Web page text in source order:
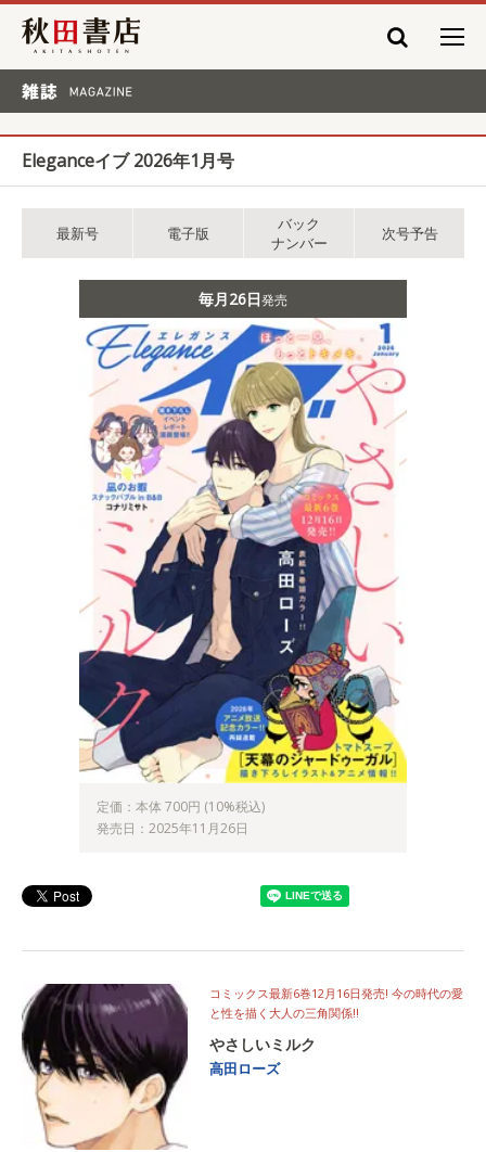
秋田書店
Eleganceイブ 2026年1月号
最新号 電子版
バック
ナンバー
次号予告
毎月26日発売
定価：本体 700円 (10%税込)
発売日：2025年11月26日
コミックス最新6巻12月16日発売! 今の時代の愛
と性を描く大人の三角関係!!
やさしいミルク
高田ローズ